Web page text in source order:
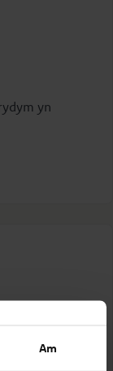
Am
yn
rôl a dysgu